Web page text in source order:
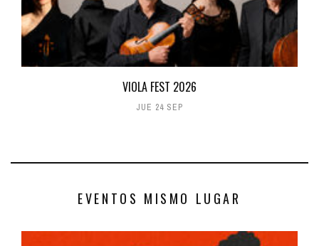
VIOLA FEST 2026
JUE 24 SEP
EVENTOS MISMO LUGAR